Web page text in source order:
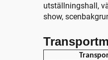
utställningshall,
show,